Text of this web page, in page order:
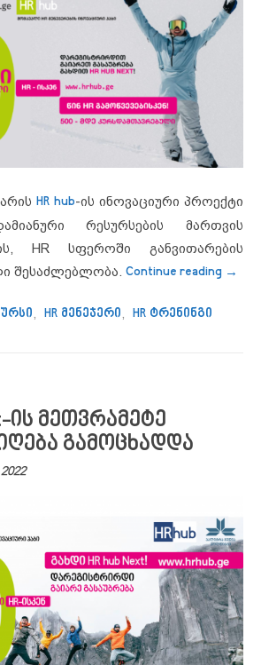
HR hub-ის ინოვაციური პროექტი
რესურსების მართვის
HR სფეროში განვითარების
შესაძლებლობა. Continue reading “HR
→
HR მენეჯერი HR ტრენინგი
ის მეთვრამეტე
გამოცხადდა